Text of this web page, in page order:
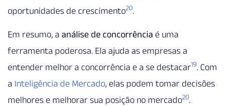
oportunidades de crescimento20.
Em resumo, a análise de concorrência é uma
ferramenta poderosa. Ela ajuda as empresas a
entender melhor a concorrência e a se destacar19. Com
a Inteligência de Mercado, elas podem tomar decisões
melhores e melhorar sua posição no mercado20.